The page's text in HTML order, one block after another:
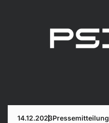
14.12.2023Pressemitteilung